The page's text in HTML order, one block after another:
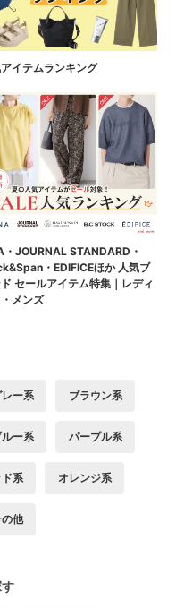
イテムランキング
・JOURNAL STANDARD・
・EDIFICEほか 人気ブ
セールアイテム特集｜レディ
メンズ
レー系 ブラウン系
ルー系 パープル系
系 オレンジ系
の他